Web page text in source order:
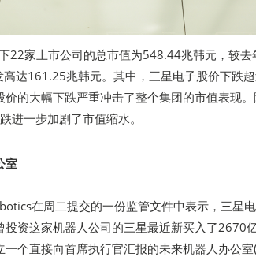
22家上市公司的总市值为548.44兆韩元，较
达161.25兆韩元。其中，三星电子股价下跌
的大幅下跌严重冲击了整个集团的市值表现
进一步加剧了市值缩水。
室
在周二提交的一份监管文件中表示，三星
资这家机器人公司的三星最近新买入了2670亿
个直接向首席执行官汇报的未来机器人办公